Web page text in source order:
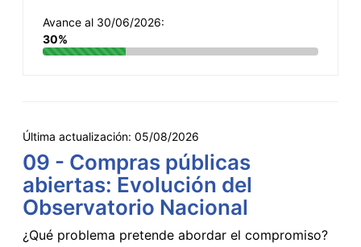
Avance al 30/06/2026:
30%
Última actualización: 05/08/2026
09 - Compras públicas
abiertas: Evolución del
Observatorio Nacional
¿Qué problema pretende abordar el compromiso?